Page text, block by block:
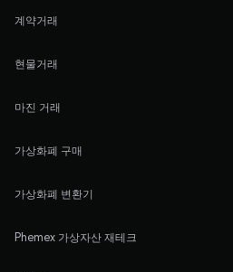
계약거래
현물거래
마진 거래
가상화폐 구매
가상화폐 변환기
Phemex 가상자산 재테크